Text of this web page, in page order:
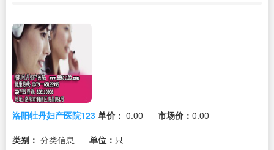
洛阳牡丹妇产医院123 单价： 0.00 市场价： 0.00
类别： 分类信息 单位： 只